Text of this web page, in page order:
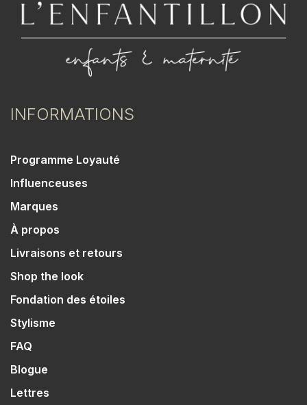
INFORMATIONS
Programme Loyauté
Influenceuses
Marques
À propos
Livraisons et retours
Shop the look
Fondation des étoiles
Stylisme
FAQ
Blogue
Lettres